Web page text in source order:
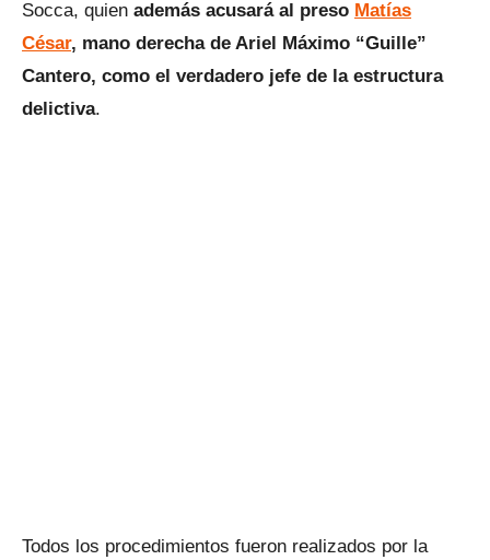
Socca, quien además acusará al preso Matías
César, mano derecha de Ariel Máximo “Guille”
Cantero, como el verdadero jefe de la estructura
delictiva.
Todos los procedimientos fueron realizados por la